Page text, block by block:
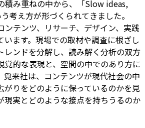
み重ねの中から、
「Slow ideas,
考え方が形づくられてきました。
ンテンツ、リサーチ、デザイン、実践
います。現場での取材や調査に根ざし
レンドを分解し、読み解く分析の双方
覚的な表現と、空間の中でのあり方に
覓来社は、コンテンツが現代社会の中
がりをどのように保っているのかを見
現実とどのような接点を持ちうるのか